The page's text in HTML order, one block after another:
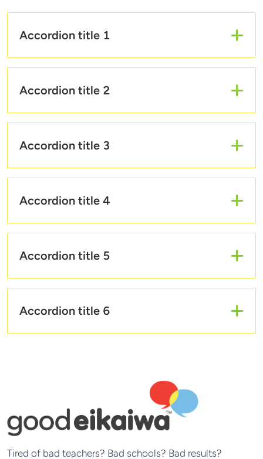
Accordion title 1
Accordion title 2
Accordion title 3
Accordion title 4
Accordion title 5
Accordion title 6
Tired of bad teachers? Bad schools? Bad results?